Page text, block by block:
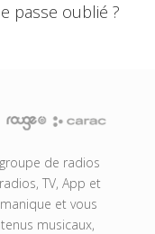
passe oublié ?
de radios
TV, App et
et vous
musicaux,